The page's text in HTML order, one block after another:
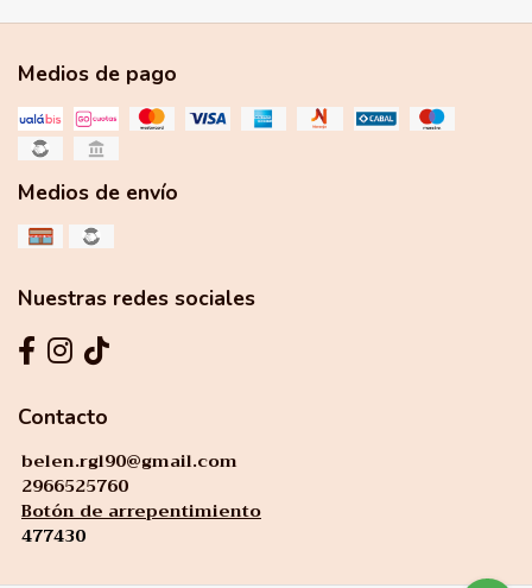
Medios de pago
Medios de envío
Nuestras redes sociales
Contacto
belen.rgl90@gmail.com
2966525760
Botón de arrepentimiento
477430